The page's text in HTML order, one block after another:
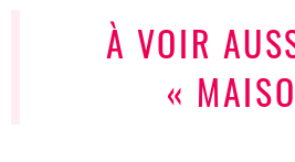
À VOIR
«